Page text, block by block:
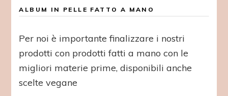
ALBUM IN PELLE FATTO A MANO
Per noi è importante finalizzare i nostri
prodotti con prodotti fatti a mano con le
migliori materie prime, disponibili anche
scelte vegane